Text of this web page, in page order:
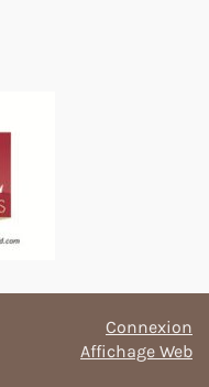
Connexion
Affichage Web